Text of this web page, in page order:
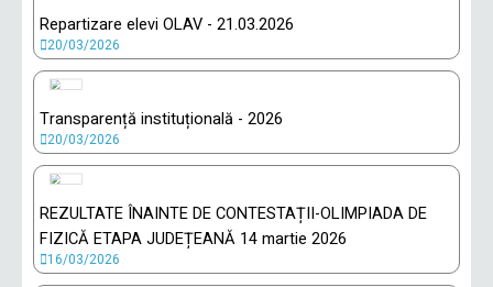
Repartizare elevi OLAV - 21.03.2026
20/03/2026
Transparență instituțională - 2026
20/03/2026
REZULTATE ÎNAINTE DE CONTESTAȚII-OLIMPIADA DE
FIZICĂ ETAPA JUDEȚEANĂ 14 martie 2026
16/03/2026